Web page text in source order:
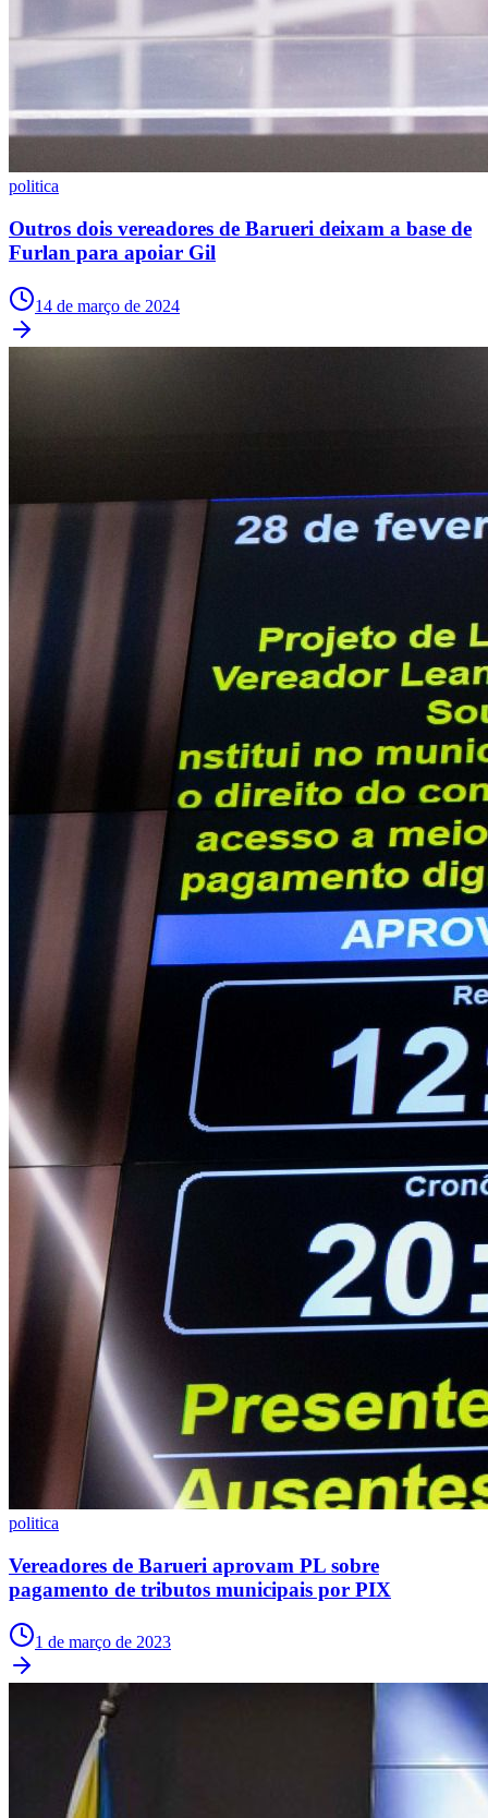
Fortaleza
politica
Outros dois vereadores de Barueri deixam a base de
Furlan para apoiar Gil
14 de março de 2024
politica
Vereadores de Barueri aprovam PL sobre
pagamento de tributos municipais por PIX
1 de março de 2023